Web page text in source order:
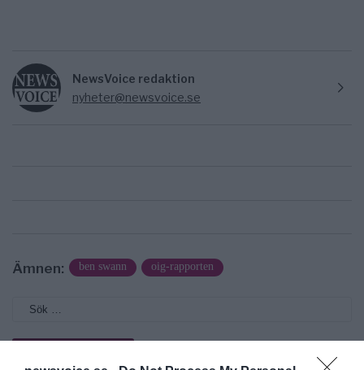
NewsVoice redaktion
nyheter@newsvoice.se
Ämnen: ben swann oig-rapporten